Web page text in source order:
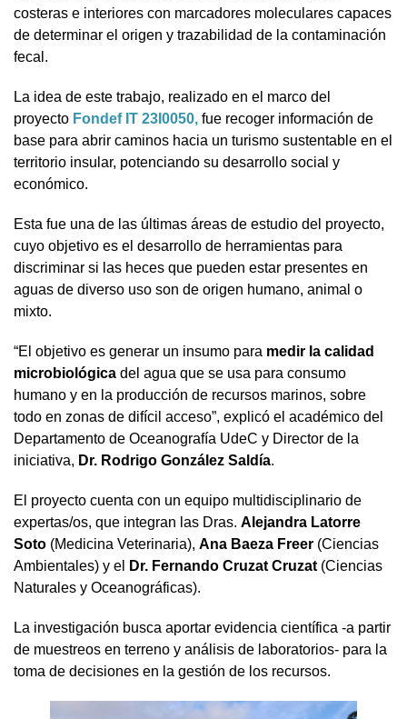
costeras e interiores con marcadores moleculares capaces
de determinar el origen y trazabilidad de la contaminación
fecal.
La idea de este trabajo, realizado en el marco del
proyecto Fondef IT 23I0050, fue recoger información de
base para abrir caminos hacia un turismo sustentable en el
territorio insular, potenciando su desarrollo social y
económico.
Esta fue una de las últimas áreas de estudio del proyecto,
cuyo objetivo es el desarrollo de herramientas para
discriminar si las heces que pueden estar presentes en
aguas de diverso uso son de origen humano, animal o
mixto.
“El objetivo es generar un insumo para medir la calidad
microbiológica del agua que se usa para consumo
humano y en la producción de recursos marinos, sobre
todo en zonas de difícil acceso”, explicó el académico del
Departamento de Oceanografía UdeC y Director de la
iniciativa, Dr. Rodrigo González Saldía.
El proyecto cuenta con un equipo multidisciplinario de
expertas/os, que integran las Dras. Alejandra Latorre
Soto (Medicina Veterinaria), Ana Baeza Freer (Ciencias
Ambientales) y el
Dr. Fernando Cruzat Cruzat (Ciencias
Naturales y Oceanográficas).
La investigación busca aportar evidencia científica -a partir
de muestreos en terreno y análisis de laboratorios- para la
toma de decisiones en la gestión de los recursos.